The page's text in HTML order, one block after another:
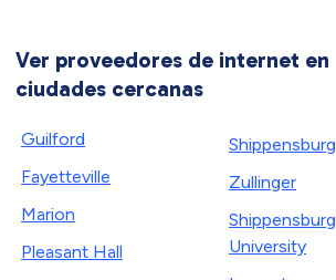
Ver proveedores de internet en
ciudades cercanas
Guilford
Fayetteville
Marion
Pleasant Hall
Shippensburg
Zullinger
Shippensburg
University